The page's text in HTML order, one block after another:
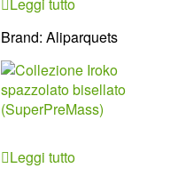
Leggi tutto
Brand: Aliparquets
Leggi tutto